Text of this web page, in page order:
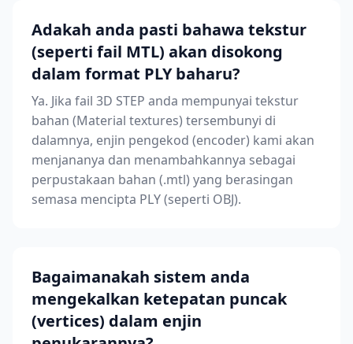
Adakah anda pasti bahawa tekstur
(seperti fail MTL) akan disokong
dalam format PLY baharu?
Ya. Jika fail 3D STEP anda mempunyai tekstur
bahan (Material textures) tersembunyi di
dalamnya, enjin pengekod (encoder) kami akan
menjananya dan menambahkannya sebagai
perpustakaan bahan (.mtl) yang berasingan
semasa mencipta PLY (seperti OBJ).
Bagaimanakah sistem anda
mengekalkan ketepatan puncak
(vertices) dalam enjin